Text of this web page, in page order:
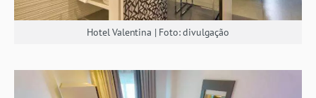
Hotel Valentina | Foto: divulgação